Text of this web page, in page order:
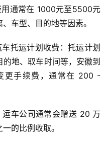
通常在 1000元至5500元
车型、目的地等因素。
托运计划收费：托运计划
地、取车时间等，安徽到
更手续费，通常在 200 -
车公司通常会赠送 20 万
的比例收取。